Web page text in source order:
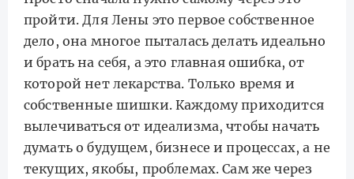
пройти. Для Лены это первое собственное
дело, она многое пыталась делать идеально
и брать на себя, а это главная ошибка, от
которой нет лекарства. Только время и
собственные шишки. Каждому приходится
вылечиваться от идеализма, чтобы начать
думать о будущем, бизнесе и процессах, а не
текущих, якобы, проблемах. Сам же через